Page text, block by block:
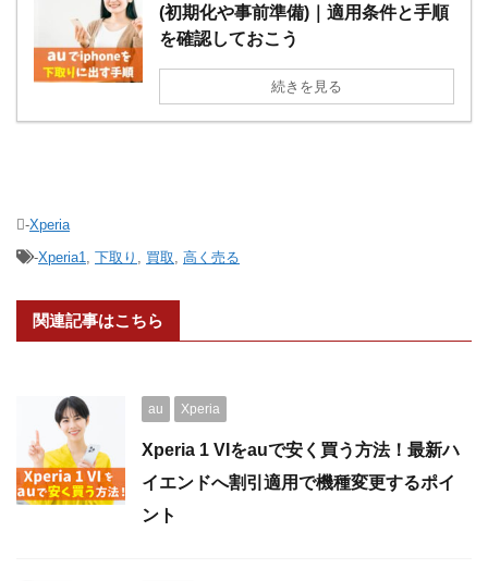
(初期化や事前準備)｜適用条件と手順
を確認しておこう
続きを見る
-Xperia
-Xperia1, 下取り , 買取 , 高く売る
関連記事はこちら
au Xperia
Xperia 1 VIをauで安く買う方法！最新ハ
イエンドへ割引適用で機種変更するポイ
ント